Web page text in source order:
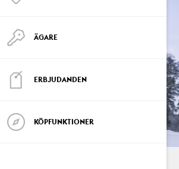
ÄGARE
ERBJUDANDEN
KÖPFUNKTIONER